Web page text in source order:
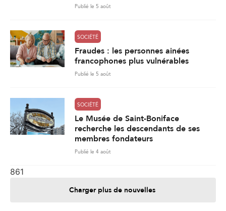
Publié le 5 août
SOCIÉTÉ
Fraudes : les personnes ainées
francophones plus vulnérables
Publié le 5 août
SOCIÉTÉ
Le Musée de Saint-Boniface
recherche les descendants de ses
membres fondateurs
Publié le 4 août
861
Charger plus de nouvelles